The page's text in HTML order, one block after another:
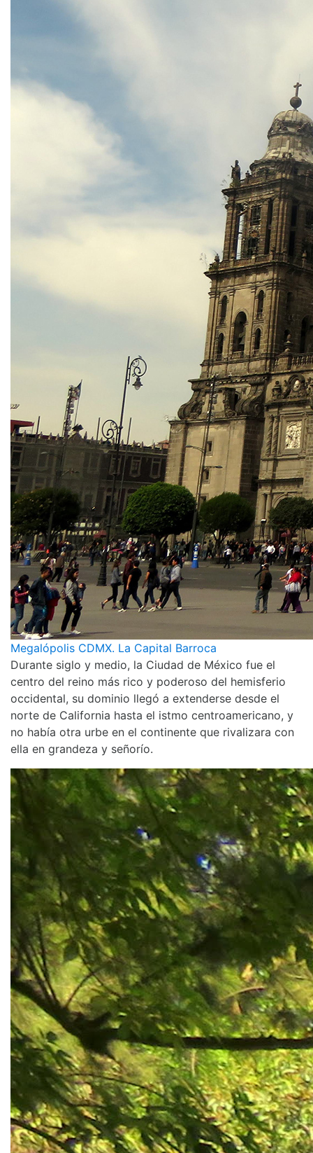
Megalópolis CDMX. La Capital Barroca
Durante siglo y medio, la Ciudad de México fue el
centro del reino más rico y poderoso del hemisferio
occidental, su dominio llegó a extenderse desde el
norte de California hasta el istmo centroamericano, y
no había otra urbe en el continente que rivalizara con
ella en grandeza y señorío.